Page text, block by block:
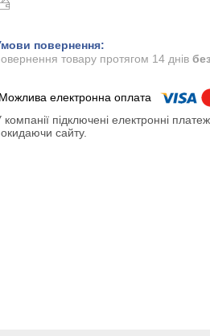
товару протягом 14 днів
компанії підключені електронні
сайту.